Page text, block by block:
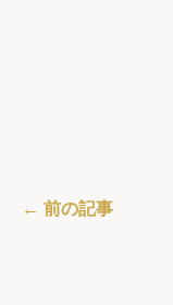
← 前の記事